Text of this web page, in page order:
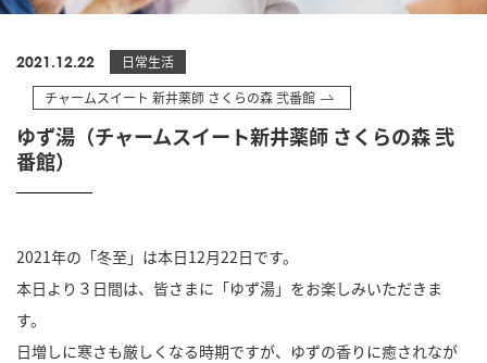
2021.12.22
日常生活
チャームスイート 新井薬師 さくらの森 弐番館
ゆず湯（チャームスイート新井薬師 さくらの森 弐
番館）
2021年の「冬至」は本日12月22日です。
本日より３日間は、皆さまに「ゆず湯」をお楽しみいただきま
す。
日増しに寒さも厳しくなる時期ですが、ゆずの香りに癒されなが